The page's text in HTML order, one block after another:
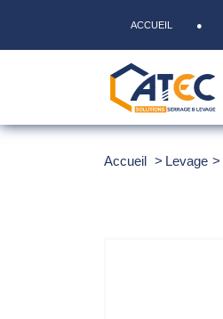
ACCUEIL
Accueil Levage